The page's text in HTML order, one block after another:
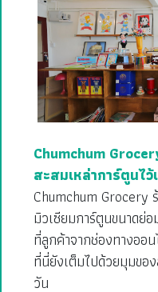
Chumchum
สะสมเหล่าการ์ตูนไ
Chumchum Grocery
มิวเซียมการ์ตูนขนาดย่
ที่ลูกค้าจากช่องทางออ
ที่นี่ยังเต็มไปด้วยมุมขอ
วัน